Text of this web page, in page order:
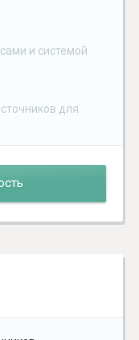
и системой
для